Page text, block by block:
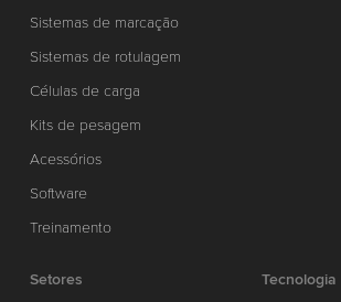
Sistemas de marcação
Sistemas de rotulagem
Células de carga
Kits de pesagem
Acessórios
Software
Treinamento
Setores
Tecnologia